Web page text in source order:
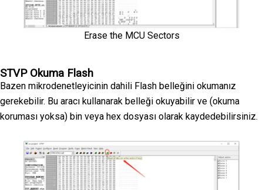
Erase the MCU Sectors
STVP Okuma Flash
Bazen mikrodenetleyicinin dahili Flash belleğini okumanız
gerekebilir. Bu aracı kullanarak belleği okuyabilir ve (okuma
koruması yoksa) bin veya hex dosyası olarak kaydedebilirsiniz.